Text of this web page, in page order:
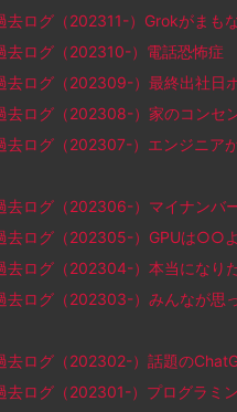
ログ（202311-）Grokがまも
ログ（202310-）電話恐怖症
ログ（202309-）最終出社日
ログ（202308-）家のコンセ
ログ（202307-）エンジニアが
ログ（202306-）マイナンバ
ログ（202305-）GPUは○○
ログ（202304-）本当になり
ログ（202303-）みんなが思
ログ（202302-）話題の
ログ（202301-）プログラミ